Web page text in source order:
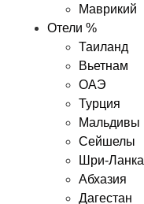
Маврикий
Отели %
Таиланд
Вьетнам
ОАЭ
Турция
Мальдивы
Сейшелы
Шри-Ланка
Абхазия
Дагестан